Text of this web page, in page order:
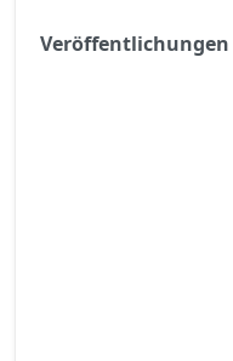
Veröffentlichungen